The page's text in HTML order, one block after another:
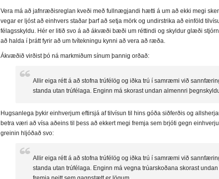
Vera má að jafnræðisreglan kveði með fullnægjandi hætti á um að ekki megi
vegar er ljóst að einhvers staðar þarf að setja mörk og undirstrika að einföld
félagsskyldu. Hér er litið svo á að ákvæði bæði um réttindi og skyldur glæði
að halda í þrátt fyrir að um tvítekningu kynni að vera að ræða.
Ákvæðið virðist þó ná markmiðum sínum þannig orðað:
Allir eiga rétt á að stofna trúfélög og iðka trú í samræmi við
standa utan trúfélaga. Enginn má skorast undan almennri
Hugsanlega þykir einhverjum eftirsjá af tilvísun til hins góða siðferðis og
betra væri að vísa aðeins til þess að ekkert megi fremja sem brjóti gegn
greinin hljóðað svo:
Allir eiga rétt á að stofna trúfélög og iðka trú í samræmi við
standa utan trúfélaga. Enginn má vegna trúarskoðana skorast